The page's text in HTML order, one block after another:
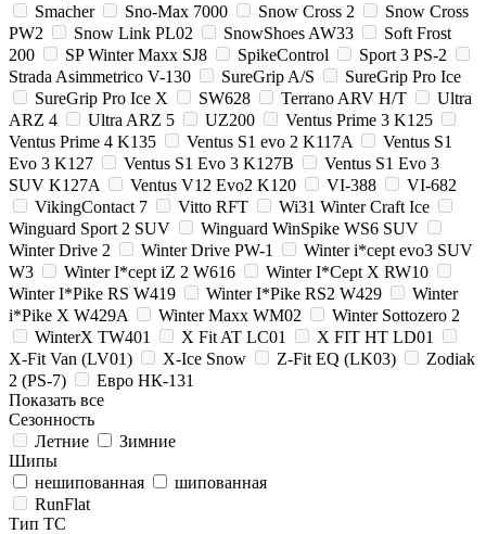
Smacher
Sno-Max 7000 Snow Cross 2
Snow Cross
PW2
Snow Link PL02 SnowShoes AW33
Soft Frost
200
SP Winter Maxx SJ8 SpikeControl
Sport 3 PS-2
Strada Asimmetrico V-130
SureGrip A/S
SureGrip Pro Ice
SureGrip Pro Ice X
SW628 Terrano ARV H/T
Ultra
ARZ 4
Ultra ARZ 5 UZ200
Ventus Prime 3 K125
Ventus Prime 4 K135
Ventus S1 evo 2 K117A
Ventus S1
Evo 3 K127
Ventus S1 Evo 3 K127B
Ventus S1 Evo 3
SUV K127A
Ventus V12 Evo2 K120 VI-388
VI-682
VikingContact 7
Vitto RFT
Wi31 Winter Craft Ice
Winguard Sport 2 SUV
Winguard WinSpike WS6 SUV
Winter Drive 2
Winter Drive PW-1
Winter i*cept evo3 SUV
W3
Winter I*cept iZ 2 W616
Winter I*Cept X RW10
Winter I*Pike RS W419
Winter I*Pike RS2 W429
Winter
i*Pike X W429A
Winter Maxx WM02
Winter Sottozero 2
WinterX TW401
X Fit AT LC01
X FIT HT LD01
X-Fit Van (LV01)
X-Ice Snow Z-Fit EQ (LK03)
Zodiak
2 (PS-7)
Евро НК-131
Показать все
Сезонность
Летние
Зимние
Шипы
нешипованная
шипованная
RunFlat
Тип ТС